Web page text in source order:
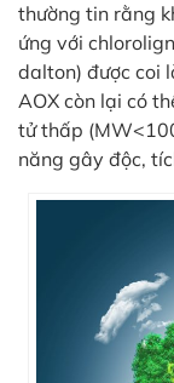
thường tin rằng
ứng với
dalton) được coi
AOX còn lại có
tử thấp
năng gây độc,